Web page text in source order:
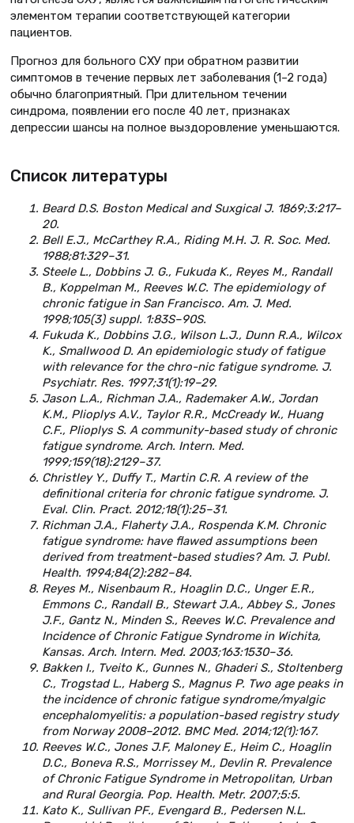
элементом терапии соответствующей категории
пациентов.
Прогноз для больного СХУ при обратном развитии
симптомов в течение первых лет заболевания (1–2 года)
обычно благоприятный. При длительном течении
синдрома, появлении его после 40 лет, признаках
депрессии шансы на полное выздоровление уменьшаются.
Список литературы
Beard D.S. Boston Medical and Suxgical J. 1869;3:217–
20.
Bell E.J., McCarthey R.A., Riding M.H. J. R. Soc. Med.
1988;81:329–31.
Steele L., Dobbins J. G., Fukuda K., Reyes M., Randall
B., Koppelman M., Reeves W.C. The epidemiology of
chronic fatigue in San Francisco. Am. J. Med.
1998;105(3) suppl. 1:83S–90S.
Fukuda K., Dobbins J.G., Wilson L.J., Dunn R.A., Wilcox
K., Smallwood D. An epidemiologic study of fatigue
with relevance for the chro-nic fatigue syndrome. J.
Psychiatr. Res. 1997;31(1):19–29.
Jason L.A., Richman J.A., Rademaker A.W., Jordan
K.M., Plioplys A.V., Taylor R.R., McCready W., Huang
C.F., Plioplys S. A community-based study of chronic
fatigue syndrome. Arch. Intern. Med.
1999;159(18):2129–37.
Christley Y., Duffy T., Martin C.R. A review of the
definitional criteria for chronic fatigue syndrome. J.
Eval. Clin. Pract. 2012;18(1):25–31.
Richman J.A., Flaherty J.A., Rospenda K.M. Chronic
fatigue syndrome: have flawed assumptions been
derived from treatment-based studies? Am. J. Publ.
Health. 1994;84(2):282–84.
Reyes M., Nisenbaum R., Hoaglin D.C., Unger E.R.,
Emmons C., Randall B., Stewart J.A., Abbey S., Jones
J.F., Gantz N., Minden S., Reeves W.C. Prevalence and
Incidence of Chronic Fatigue Syndrome in Wichita,
Kansas. Arch. Intern. Med. 2003;163:1530–36.
Bakken I., Tveito K., Gunnes N., Ghaderi S., Stoltenberg
C., Trogstad L., Hаberg S., Magnus P. Two age peaks in
the incidence of chronic fatigue syndrome/myalgic
encephalomyelitis: a population-based registry study
from Norway 2008–2012. BMC Med. 2014;12(1):167.
Reeves W.C., Jones J.F, Maloney E., Heim C., Hoaglin
D.C., Boneva R.S., Morrissey M., Devlin R. Prevalence
of Chronic Fatigue Syndrome in Metropolitan, Urban
and Rural Georgia. Pop. Health. Metr. 2007;5:5.
Kato K., Sullivan PF., Evengаrd B., Pedersen N.L.